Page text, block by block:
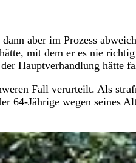
aber im Prozess
mit dem er es nie
Hauptverhandlung hätte
Fall verurteilt. Als
64-Jährige wegen seines